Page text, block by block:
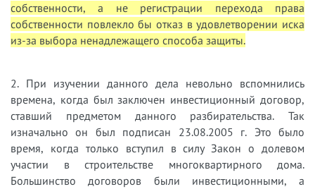
собственности, а не регистрации перехода права
собственности повлекло бы отказ в удовлетворении иска
из-за выбора ненадлежащего способа защиты.
2. При изучении данного дела невольно вспомнились
времена, когда был заключен инвестиционный договор,
ставший предметом данного разбирательства. Так
изначально он был подписан 23.08.2005 г. Это было
время, когда только вступил в силу Закон о долевом
участии в строительстве многоквартирного дома.
Большинство договоров были инвестиционными, а